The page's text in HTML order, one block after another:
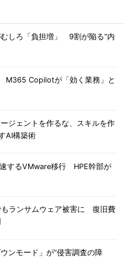
しろ「負担増」 9割が陥る“内
M365 Copilotが「効く業務」と
ジェントを作るな、スキルを作
AI構築術
するVMware移行 HPE幹部が
もランサムウェア被害に 復旧費
ンモード」が“侵害調査の障